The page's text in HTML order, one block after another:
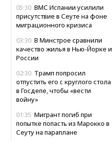
05:30 ВМС Испании усилили
присутствие в Сеуте на фоне
миграционного кризиса
03:30 В Минстрое сравнили
качество жилья в Нью-Йорке и
России
02:30 Трамп попросил
отпустить его с круглого стола
в Госдепе, чтобы «вести
войну»
01:35 Мигрант погиб при
попытке попасть из Марокко в
Сеуту на параплане